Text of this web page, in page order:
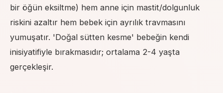
bir öğün eksiltme) hem anne için mastit/dolgunluk
riskini azaltır hem bebek için ayrılık travmasını
yumuşatır. 'Doğal sütten kesme' bebeğin kendi
inisiyatifiyle bırakmasıdır; ortalama 2-4 yaşta
gerçekleşir.